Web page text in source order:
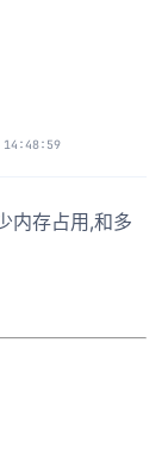
14:48:59
内存占用,和多